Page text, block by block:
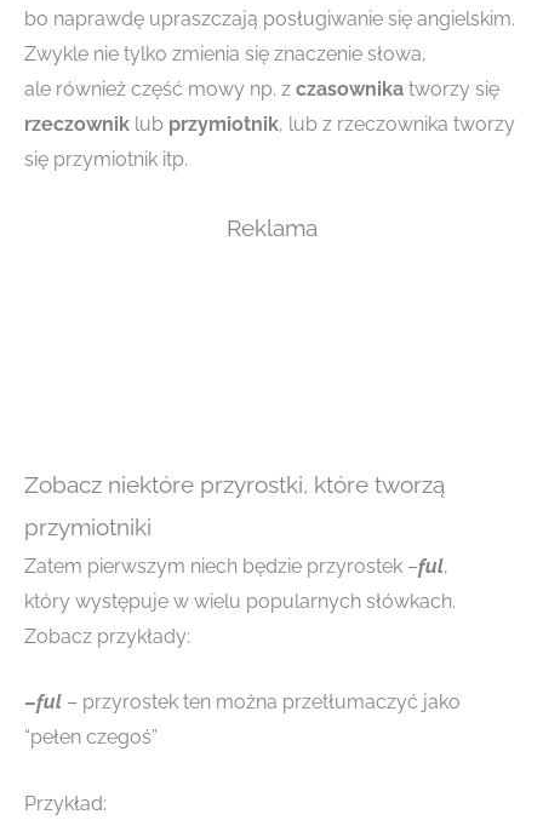
bo naprawdę upraszczają posługiwanie się angielskim.
Zwykle nie tylko zmienia się znaczenie słowa,
ale również część mowy np. z czasownika tworzy się
rzeczownik lub przymiotnik, lub z rzeczownika tworzy
się przymiotnik itp.
Reklama
Zobacz niektóre przyrostki, które tworzą
przymiotniki
Zatem pierwszym niech będzie przyrostek –ful,
który występuje w wielu popularnych słówkach.
Zobacz przykłady:
–ful – przyrostek ten można przetłumaczyć jako
“pełen czegoś”
Przykład: